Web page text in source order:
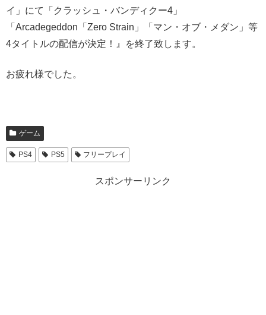
イ」にて「クラッシュ・バンディクー4」
「Arcadegeddon「Zero Strain」「マン・オブ・メダン」等
4タイトルの配信が決定！』を終了致します。
お疲れ様でした。
ゲーム
PS4 PS5 フリープレイ
スポンサーリンク